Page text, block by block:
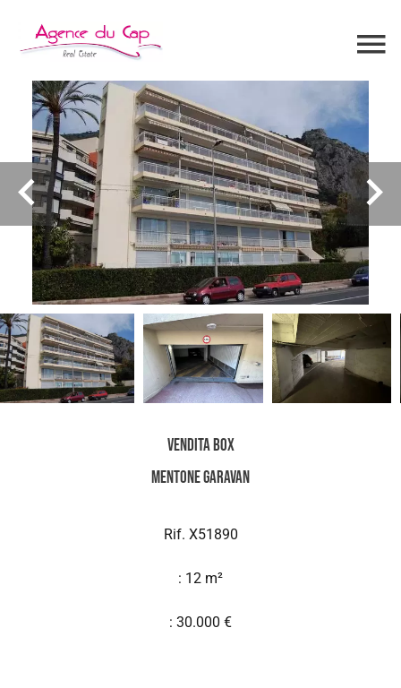
Vendita Box
Mentone Garavan
Rif. X51890
: 12 m²
: 30.000 €